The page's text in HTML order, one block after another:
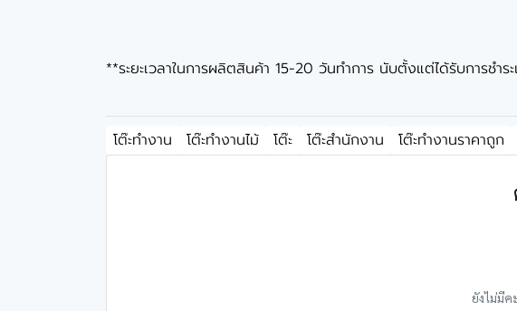
**ระยะเวลาในการผลิตสินค้า 15-20 วันทำการ นับตั้งแต่ได้รับการชำ
โต๊ะทำงาน โต๊ะทำงานไม้ โต๊ะ โต๊ะสำนักงาน โต๊ะทำงานราคาถูก
ยังไม่มี